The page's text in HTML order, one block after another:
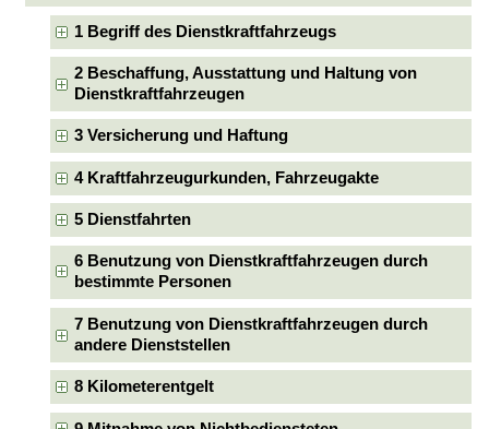
1 Begriff des Dienstkraftfahrzeugs
2 Beschaffung, Ausstattung und Haltung von
Dienstkraftfahrzeugen
3 Versicherung und Haftung
4 Kraftfahrzeugurkunden, Fahrzeugakte
5 Dienstfahrten
6 Benutzung von Dienstkraftfahrzeugen durch
bestimmte Personen
7 Benutzung von Dienstkraftfahrzeugen durch
andere Dienststellen
8 Kilometerentgelt